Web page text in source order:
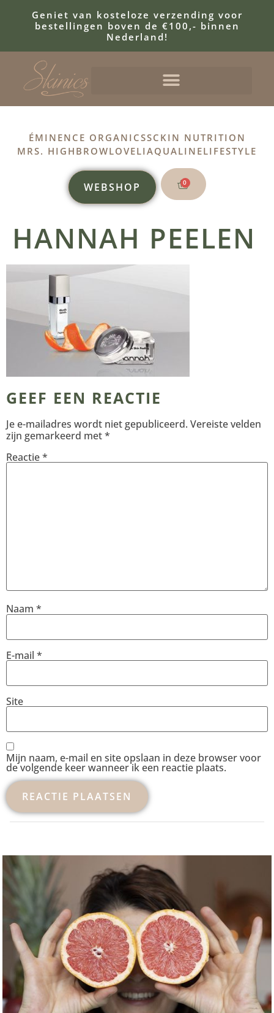
Geniet van kosteloze verzending voor
bestellingen boven de €100,- binnen
Nederland!
ÉMINENCE ORGANICSSCKIN NUTRITION
MRS. HIGHBROWLOVELIAQUALINELIFESTYLE
WEBSHOP 0
HANNAH PEELEN
GEEF EEN REACTIE
Je e-mailadres wordt niet gepubliceerd. Vereiste velden
zijn gemarkeerd met*
Reactie*
Naam *
E-mail *
Site
Mijn naam, e-mail en site opslaan in deze browser voor
de volgende keer wanneer ik een reactie plaats.